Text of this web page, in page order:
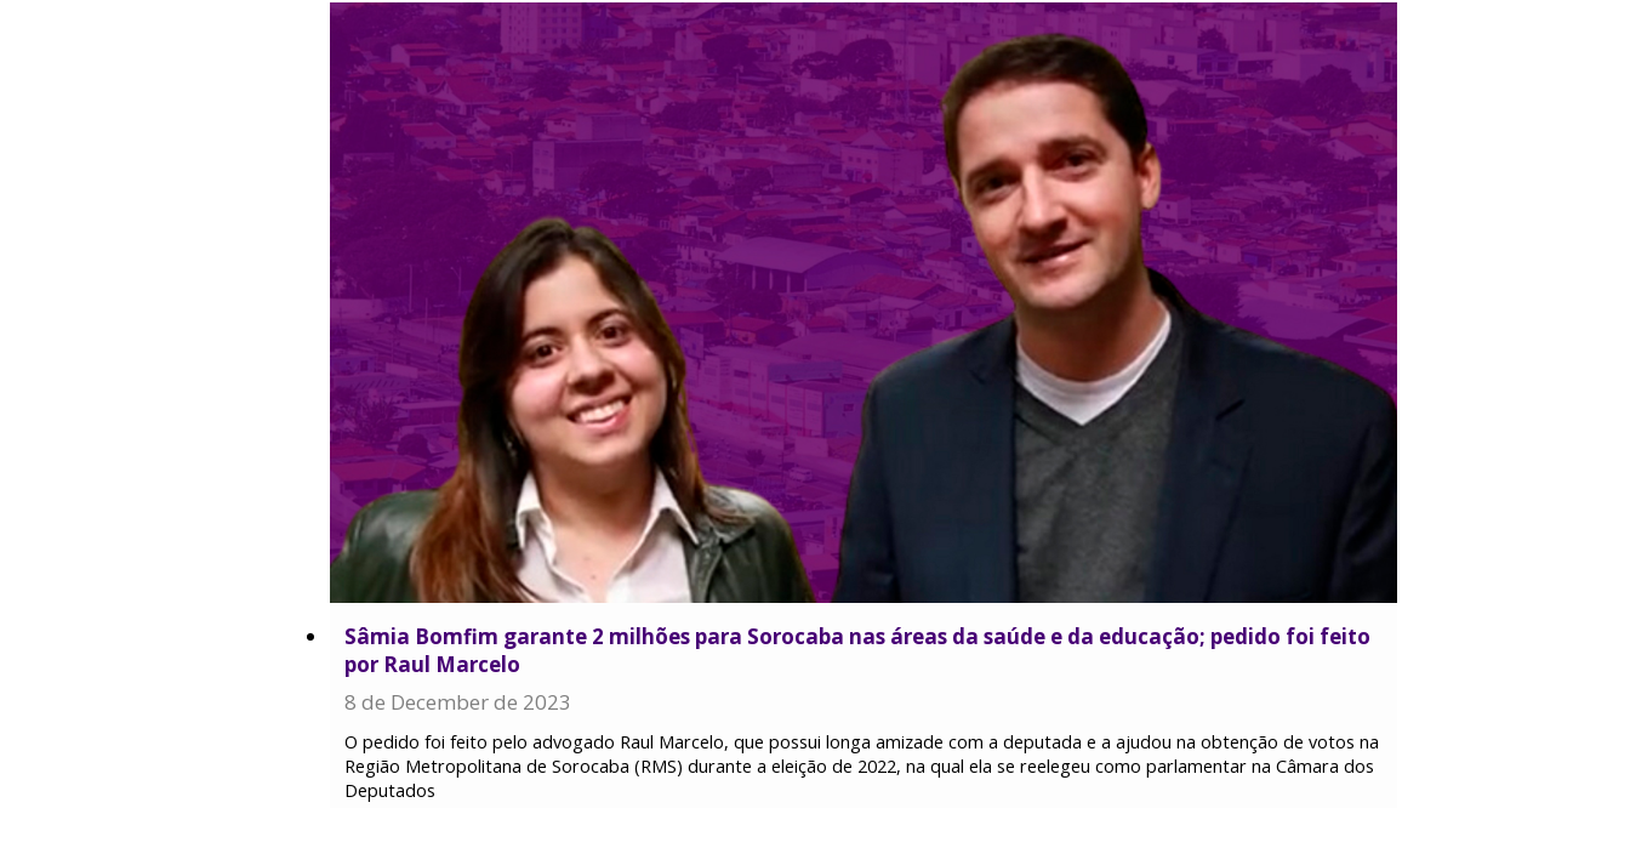
Sâmia Bomfim garante 2 milhões para Sorocaba nas áreas da saúde e da educação; pedido foi feito
por Raul Marcelo
8 de December de 2023
O pedido foi feito pelo advogado Raul Marcelo, que possui longa amizade com a deputada e a ajudou na obtenção de votos na
Região Metropolitana de Sorocaba (RMS) durante a eleição de 2022, na qual ela se reelegeu como parlamentar na Câmara dos
Deputados